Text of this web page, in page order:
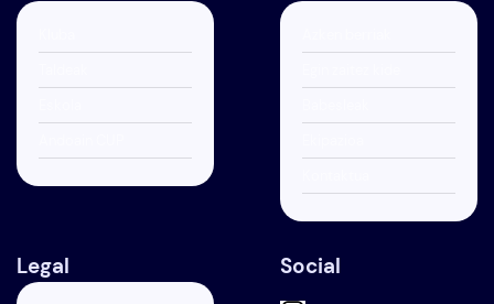
Legal Social